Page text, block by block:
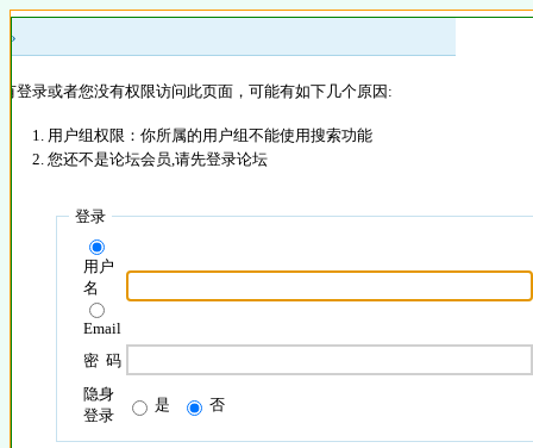
»
登录或者您没有权限访问此页面，可能有如下几个原因:
用户组权限：你所属的用户组不能使用搜索功能
您还不是论坛会员,请先登录论坛
登录
用户
名
Email
密 码
隐身
登录
是 否